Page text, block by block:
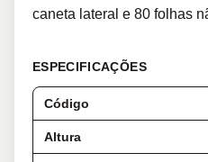
caneta lateral e 80 folhas
ESPECIFICAÇÕES
Código
Altura